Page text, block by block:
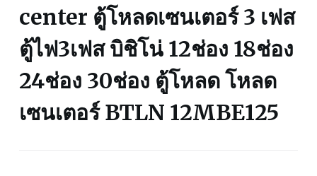
center ตู้โหลดเซนเตอร์ 3 เฟส
ตู้ไฟ3เฟส บิชิโน่ 12ช่อง 18ช่อง
24ช่อง 30ช่อง ตู้โหลด โหลด
เซนเตอร์ BTLN 12MBE125